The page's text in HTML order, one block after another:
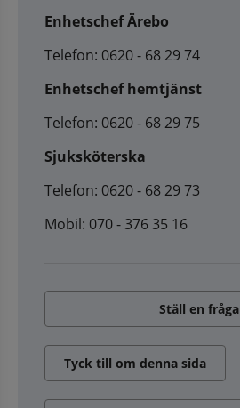
Enhetschef Ärebo
Telefon: 0620 - 68 29 74
Enhetschef hemtjänst
Telefon: 0620 - 68 29 75
Sjuksköterska
Telefon: 0620 - 68 29 73
Mobil: 070 - 376 35 16
Ställ en fråga
Tyck till om denna sida